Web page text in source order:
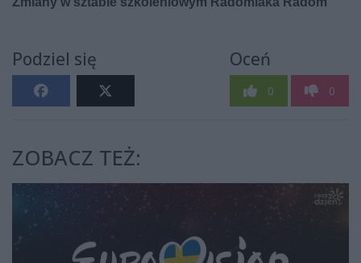
Podziel się Oceń
0 0
ZOBACZ TEŻ: